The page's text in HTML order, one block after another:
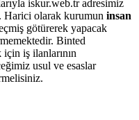
iskur.web.tr adresimiz
Harici olarak kurumun insan
götürerek yapacak
Binted
iş ilanlarının
usul ve esaslar